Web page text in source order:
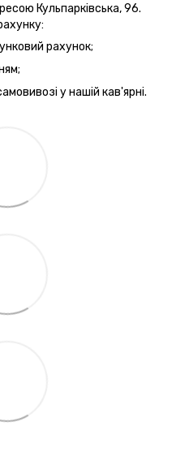
Кульпарківська, 96.
рахунок;
у нашій кав'ярні.